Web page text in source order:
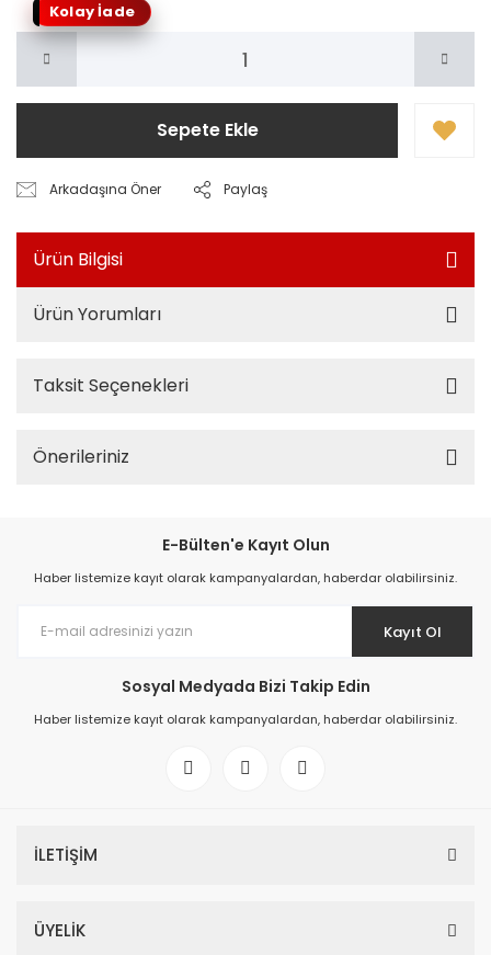
Kolay İade
Sepete Ekle
Arkadaşına Öner Paylaş
Ürün Bilgisi
Ürün Yorumları
Taksit Seçenekleri
Önerileriniz
E-Bülten'e Kayıt Olun
Haber listemize kayıt olarak kampanyalardan, haberdar olabilirsiniz.
Kayıt Ol
Sosyal Medyada Bizi Takip Edin
Haber listemize kayıt olarak kampanyalardan, haberdar olabilirsiniz.
İLETİŞİM
ÜYELİK